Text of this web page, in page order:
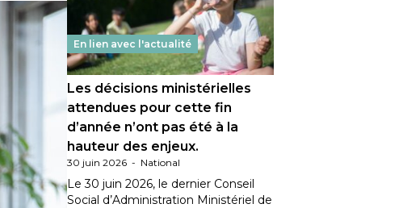
En lien avec l'actualité
Les décisions ministérielles
attendues pour cette fin
d’année n’ont pas été à la
hauteur des enjeux.
30 juin 2026 - National
Le 30 juin 2026, le dernier Conseil
Social d’Administration Ministériel de